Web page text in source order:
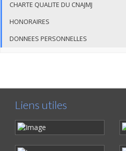
CHARTE QUALITE DU CNAJMJ
HONORAIRES
DONNEES PERSONNELLES
Liens utiles